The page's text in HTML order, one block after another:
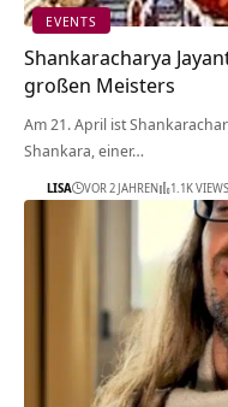
EVENTS
Shankaracharya
großen Meisters
Am 21. April ist
Shankara, einer…
LISA VOR 2 JAHREN 1.1K VIEWS